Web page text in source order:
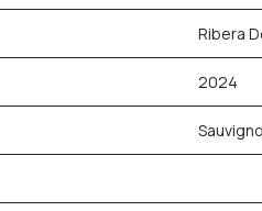
Ribera
2024